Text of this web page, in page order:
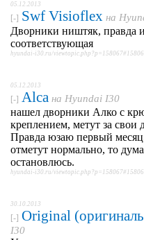
05.12.2013
[-] Swf Visioflex на
Дворники ништяк, правда
соответствующая
hyundai-i30.ru/
05.12.2013
[-] Alca на Hyundai I30
нашел дворники Алко с
креплением, метут за свои
Правда юзаю первый
отметут нормально, то
остановлюсь.
hyundai-i30.ru/
30.10.2013
[-] Original
I30